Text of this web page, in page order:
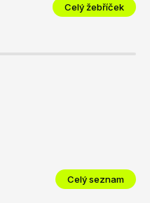
Celý žebříček
Celý seznam